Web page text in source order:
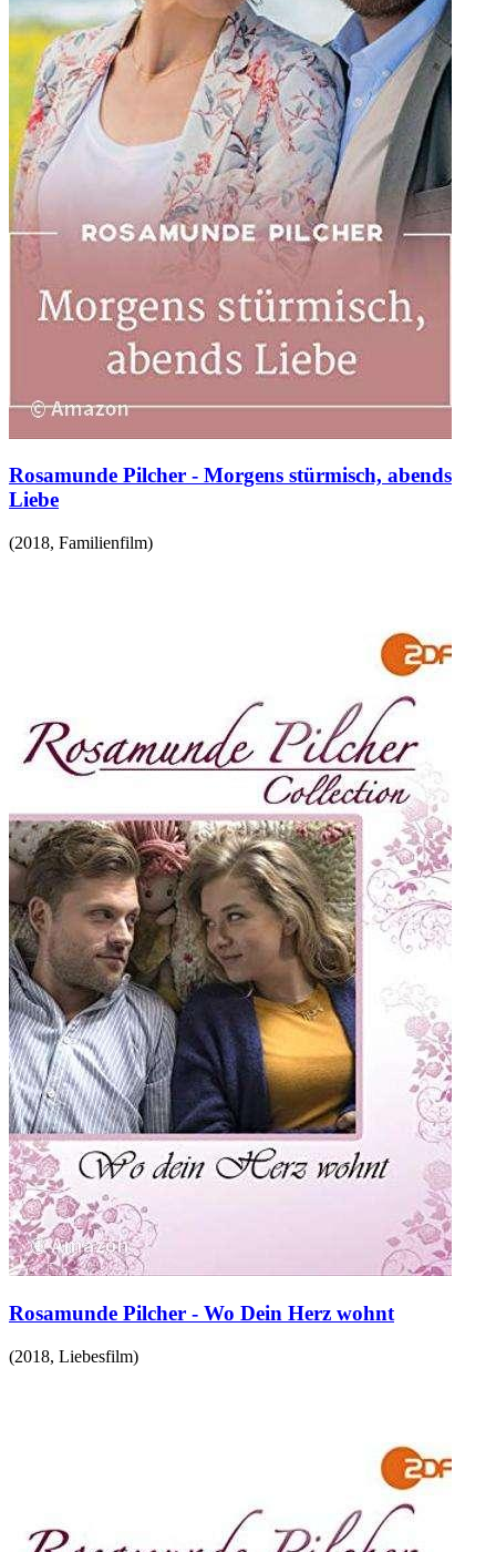
Rosamunde Pilcher - Morgens stürmisch, abends
Liebe
(2018, Familienfilm)
Rosamunde Pilcher - Wo Dein Herz wohnt
(2018, Liebesfilm)